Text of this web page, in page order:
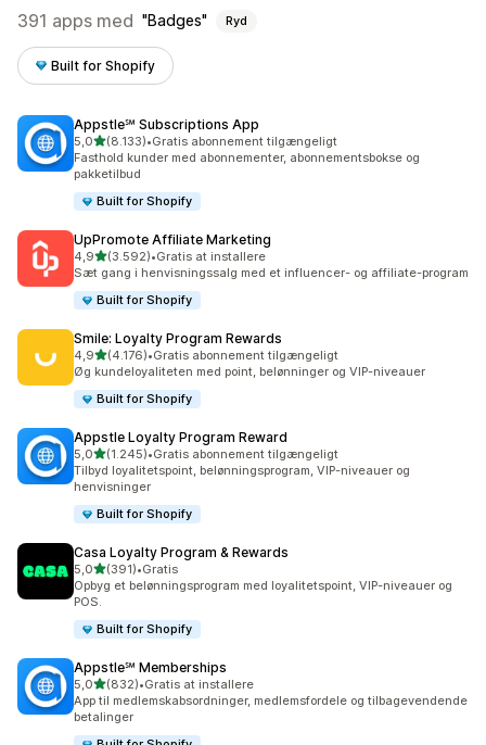
391 apps med Badges Ryd
Built for Shopify
Appstle℠ Subscriptions App
5,0ud af 5 stjerner
(8.133)
8133 anmeldelser i alt
•Gratis abonnement tilgængeligt
Fasthold kunder med abonnementer, abonnementsbokse og
pakketilbud
Built for Shopify
UpPromote Affiliate Marketing
4,9ud af 5 stjerner
(3.592)
3592 anmeldelser i alt
•Gratis at installere
Sæt gang i henvisningssalg med et influencer- og affiliate-program
Built for Shopify
Smile: Loyalty Program Rewards
4,9ud af 5 stjerner
(4.176)
4176 anmeldelser i alt
•Gratis abonnement tilgængeligt
Øg kundeloyaliteten med point, belønninger og VIP-niveauer
Built for Shopify
Appstle Loyalty Program Reward
5,0ud af 5 stjerner
(1.245)
1245 anmeldelser i alt
•Gratis abonnement tilgængeligt
Tilbyd loyalitetspoint, belønningsprogram, VIP-niveauer og
henvisninger
Built for Shopify
Casa Loyalty Program & Rewards
5,0ud af 5 stjerner
(391)
391 anmeldelser i alt
•Gratis
Opbyg et belønningsprogram med loyalitetspoint, VIP-niveauer og
POS.
Built for Shopify
Appstle℠ Memberships
5,0ud af 5 stjerner
(832)
832 anmeldelser i alt
•Gratis at installere
App til medlemskabsordninger, medlemsfordele og tilbagevendende
betalinger